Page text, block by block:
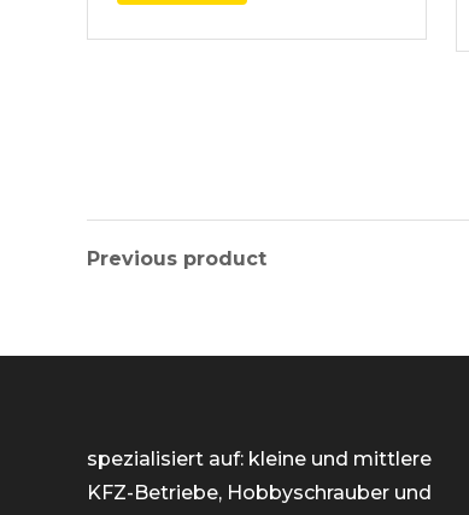
Previous product
spezialisiert auf: kleine und mittlere
KFZ-Betriebe, Hobbyschrauber und